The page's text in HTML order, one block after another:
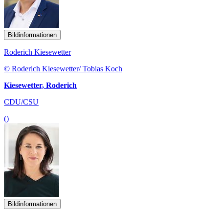
Bildinformationen
Roderich Kiesewetter
© Roderich Kiesewetter/ Tobias Koch
Kiesewetter, Roderich
CDU/CSU
()
Bildinformationen